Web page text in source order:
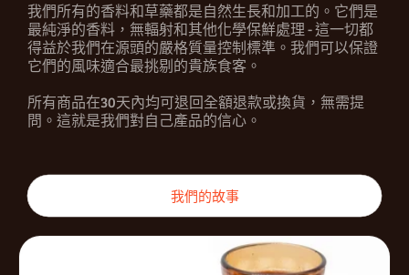
我們所有的香料和草藥都是自然生長和加工的。它們是
最純淨的香料，無輻射和其他化學保鮮處理 - 這一切都
得益於我們在源頭的嚴格質量控制標準。我們可以保證
它們的風味適合最挑剔的貴族食客。
所有商品在30天內均可退回全額退款或換貨，無需提
問。這就是我們對自己產品的信心。
我們的故事